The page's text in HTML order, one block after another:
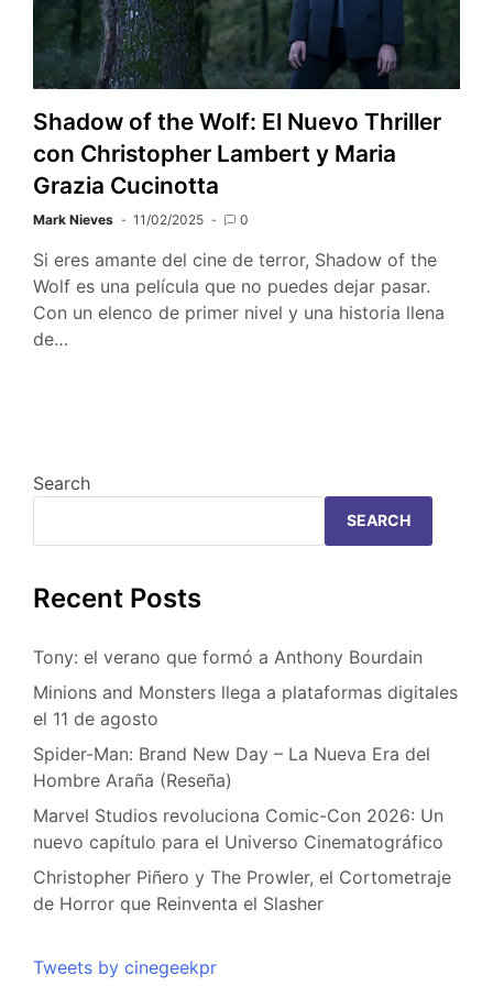
Shadow of the Wolf: El Nuevo Thriller
con Christopher Lambert y Maria
Grazia Cucinotta
Mark Nieves 11/02/2025 0
Si eres amante del cine de terror, Shadow of the
Wolf es una película que no puedes dejar pasar.
Con un elenco de primer nivel y una historia llena
de…
Search
SEARCH
Recent Posts
Tony: el verano que formó a Anthony Bourdain
Minions and Monsters llega a plataformas digitales
el 11 de agosto
Spider-Man: Brand New Day – La Nueva Era del
Hombre Araña (Reseña)
Marvel Studios revoluciona Comic-Con 2026: Un
nuevo capítulo para el Universo Cinematográfico
Christopher Piñero y The Prowler, el Cortometraje
de Horror que Reinventa el Slasher
Tweets by cinegeekpr